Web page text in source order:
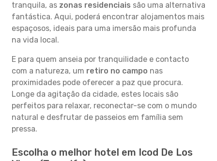
tranquila, as zonas residenciais são uma alternativa
fantástica. Aqui, poderá encontrar alojamentos mais
espaçosos, ideais para uma imersão mais profunda
na vida local.
E para quem anseia por tranquilidade e contacto
com a natureza, um retiro no campo nas
proximidades pode oferecer a paz que procura.
Longe da agitação da cidade, estes locais são
perfeitos para relaxar, reconectar-se com o mundo
natural e desfrutar de passeios em família sem
pressa.
Escolha o melhor hotel em Icod De Los